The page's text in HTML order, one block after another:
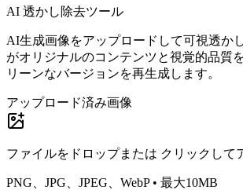
AI 透かし除去ツール
AI生成画像をアップロードして可視透か
がオリジナルのコンテンツと視覚的品質
リーンなバージョンを再生成します。
アップロード済み画像
ファイルをドロップまたは クリックして
PNG、JPG、JPEG、WebP • 最大10MB